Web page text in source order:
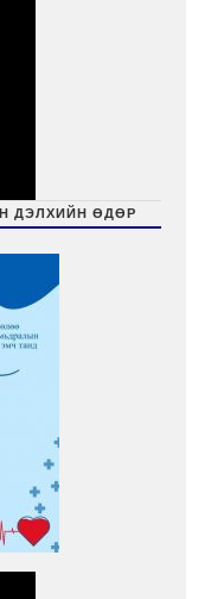
ДЭЛХИЙН ӨДӨР